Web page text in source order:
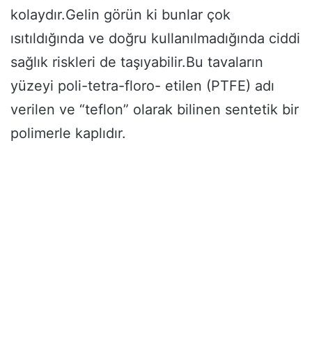
kolaydır.Gelin görün ki bunlar çok
ısıtıldığında ve doğru kullanılmadığında ciddi
sağlık riskleri de taşıyabilir.Bu tavaların
yüzeyi poli-tetra-floro- etilen (PTFE) adı
verilen ve “teflon” olarak bilinen sentetik bir
polimerle kaplıdır.